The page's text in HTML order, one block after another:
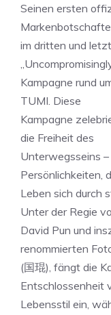
Seinen ersten
im dritten und
Kampagne rund
TUMI. Diese
Kampagne
die Freiheit des
Unterwegsseins
Persönlichkeiten,
Leben sich durch
Unter der Regie
David Pun und
renommierten
(国琨), fängt die
Entschlossenheit
Lebensstil ein,